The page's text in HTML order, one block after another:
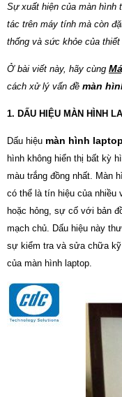
Sự xuất hiện của màn hình
tác trên máy tính mà còn
thống và sức khỏe của thiết
Ở bài viết này, hãy cùng
cách xử lý vấn đề màn
1. DẤU HIỆU MÀN HÌNH
Dấu hiệu màn hình
hình không hiển thị bất kỳ
màu trắng đồng nhất. Màn
có thể là tín hiệu của nhiều
hoặc hỏng, sự cố với bản
mạch chủ. Dấu hiệu này
sự kiểm tra và sửa chữa
của màn hình laptop.